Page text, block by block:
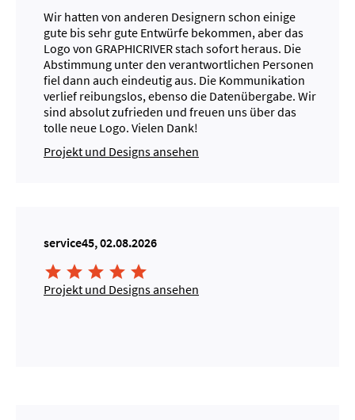
Wir hatten von anderen Designern schon einige
gute bis sehr gute Entwürfe bekommen, aber das
Logo von GRAPHICRIVER stach sofort heraus. Die
Abstimmung unter den verantwortlichen Personen
fiel dann auch eindeutig aus. Die Kommunikation
verlief reibungslos, ebenso die Datenübergabe. Wir
sind absolut zufrieden und freuen uns über das
tolle neue Logo. Vielen Dank!
Projekt und Designs ansehen
service45, 02.08.2026
    
Projekt und Designs ansehen